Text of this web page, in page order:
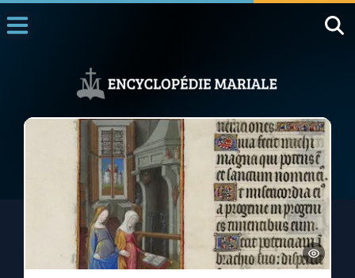
1000 Raisons de Croire
L'actualité de la semaine
La chaîne Youtube